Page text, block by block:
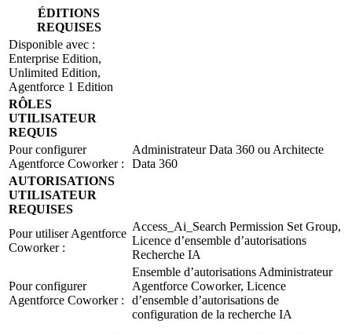
ÉDITIONS
REQUISES
Disponible avec :
Enterprise Edition,
Unlimited Edition,
Agentforce 1 Edition
RÔLES
UTILISATEUR
REQUIS
Pour configurer
Agentforce Coworker :
Administrateur Data 360 ou Architecte
Data 360
AUTORISATIONS
UTILISATEUR
REQUISES
Pour utiliser Agentforce
Coworker :
Access_Ai_Search Permission Set Group,
Licence d’ensemble d’autorisations
Recherche IA
Pour configurer
Agentforce Coworker :
Ensemble d’autorisations Administrateur
Agentforce Coworker, Licence
d’ensemble d’autorisations de
configuration de la recherche IA